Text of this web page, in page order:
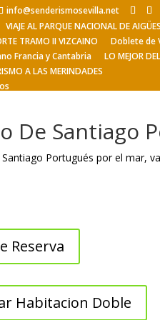
info@senderismosevilla.net
VIAJE AL PARQUE NACIONAL DE
TRAMO II VIZCAINO
Doblete de
Francia y Cantabria
LO MEJOR
A LAS MERINDADES
De Santiago
Reserva
Habitacion Doble